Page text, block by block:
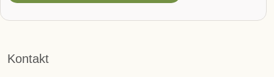
Kontakt